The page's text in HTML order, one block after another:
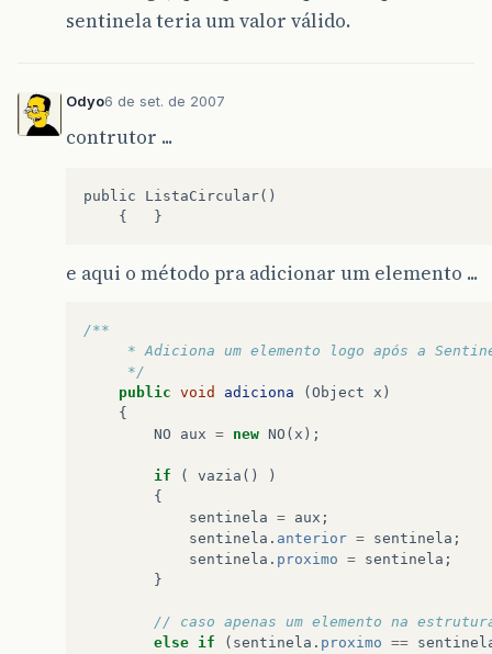
sentinela teria um valor válido.
Odyo6 de set. de 2007
contrutor ...
public ListaCircular()
e aqui o método pra adicionar um elemento ...
/**
* Adiciona um elemento logo após a
     */
public void adiciona ( Object x )
{
NO
aux = new NO ( x );
if ( vazia ()
)
{
sentinela = aux ;
sentinela . anterior = sentinela ;
sentinela . proximo = sentinela ;
}
// caso apenas um elemento na
else if ( sentinela . proximo ==